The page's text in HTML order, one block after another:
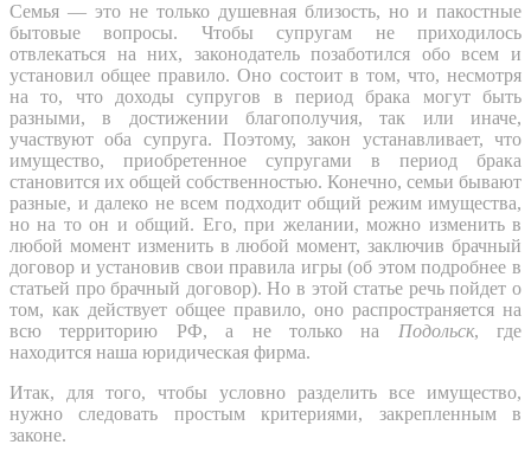
Семья — это не только душевная близость, но и пакостные
бытовые вопросы. Чтобы супругам не приходилось
отвлекаться на них, законодатель позаботился обо всем и
установил общее правило. Оно состоит в том, что, несмотря
на то, что доходы супругов в период брака могут быть
разными, в достижении благополучия, так или иначе,
участвуют оба супруга. Поэтому, закон устанавливает, что
имущество, приобретенное супругами в период брака
становится их общей собственностью. Конечно, семьи бывают
разные, и далеко не всем подходит общий режим имущества,
но на то он и общий. Его, при желании, можно изменить в
любой момент изменить в любой момент, заключив брачный
договор и установив свои правила игры (об этом подробнее в
статьей про брачный договор). Но в этой статье речь пойдет о
том, как действует общее правило, оно распространяется на
всю территорию РФ, а не только на Подольск, где
находится наша юридическая фирма.
Итак, для того, чтобы условно разделить все имущество,
нужно следовать простым критериями, закрепленным в
законе.